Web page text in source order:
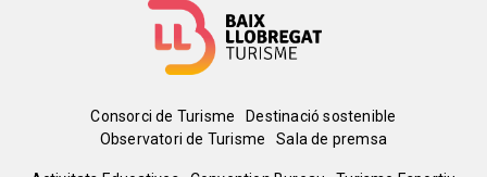
MenúConsorci de Turisme
Destinació sostenible
Observatori de Turisme
Sala de premsa